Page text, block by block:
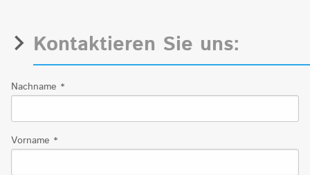
Kontaktieren Sie uns:
Nachname *
Vorname *